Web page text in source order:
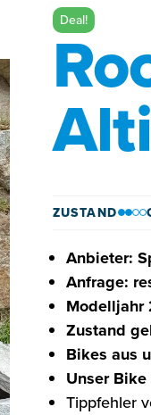
Deal!
ZUSTAND
Anbieter:
Anfrage:
Modelljahr
Zustand
Bikes aus
Unser
Tippfehler